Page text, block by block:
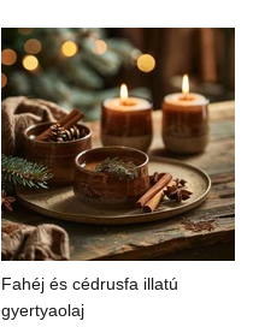
Fahéj és cédrusfa illatú
gyertyaolaj